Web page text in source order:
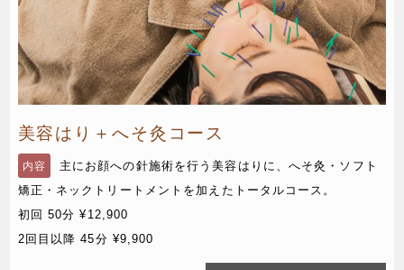
美容はり＋へそ灸コース
内容
主にお顔への針施術を行う美容はりに、へそ灸・ソフト
矯正・ネックトリートメントを加えたトータルコース。
初回 50分 ¥12,900
2回目以降 45分 ¥9,900